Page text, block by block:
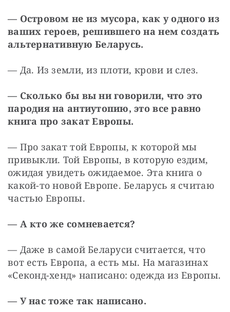
— Островом не из мусора, как у одного из
ваших героев, решившего на нем создать
альтернативную Беларусь.
— Да. Из земли, из плоти, крови и слез.
— Сколько бы вы ни говорили, что это
пародия на антиутопию, это все равно
книга про закат Европы.
— Про закат той Европы, к которой мы
привыкли. Той Европы, в которую ездим,
ожидая увидеть ожидаемое. Эта книга о
какой-то новой Европе. Беларусь я считаю
частью Европы.
— А кто же сомневается?
— Даже в самой Беларуси считается, что
вот есть Европа, а есть мы. На магазинах
«Секонд-хенд» написано: одежда из Европы.
— У нас тоже так написано.